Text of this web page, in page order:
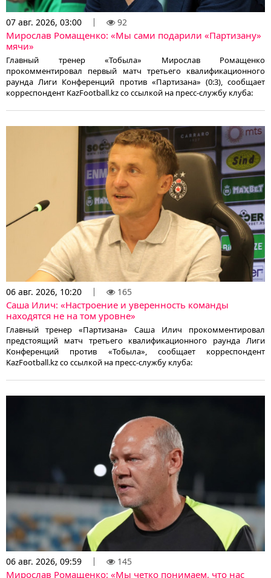
07 авг. 2026, 03:00 92
Мирослав Ромащенко: «Мы сами подарили «Партизану»
мячи»
Главный тренер «Тобыла» Мирослав Ромащенко
прокомментировал первый матч третьего квалификационного
раунда Лиги Конференций против «Партизана» (0:3), сообщает
корреспондент KazFootball.kz со ссылкой на пресс-службу клуба:
06 авг. 2026, 10:20 165
Саша Илич: «Настроение и уверенность команды
находятся не на том уровне»
Главный тренер «Партизана» Саша Илич прокомментировал
предстоящий матч третьего квалификационного раунда Лиги
Конференций против «Тобыла», сообщает корреспондент
KazFootball.kz со ссылкой на пресс-службу клуба:
06 авг. 2026, 09:59 145
Мирослав Ромащенко: «Мы четко понимаем, что нас